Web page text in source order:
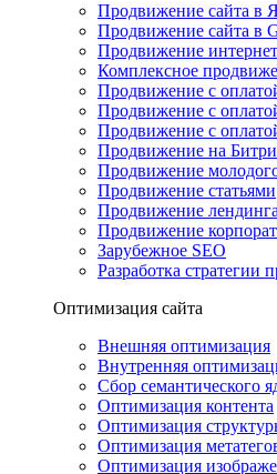
Продвижение сайта в
Продвижение сайта в
Продвижение
Комплексное
Продвижение с
Продвижение с
Продвижение с
Продвижение на
Продвижение
Продвижение статьями
Продвижение лендинга
Продвижение
Зарубежное SEO
Разработка стратегии
Оптимизация сайта
Внешняя оптимизация
Внутренняя
Сбор семантического
Оптимизация контента
Оптимизация
Оптимизация
Оптимизация